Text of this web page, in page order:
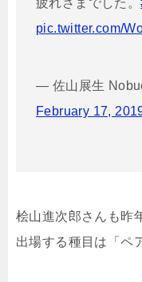
疲れさまでした。
pic.twitter.com/
— 佐山展生
February 17,
桧山進次郎さんも昨
出場する種目は「ペ